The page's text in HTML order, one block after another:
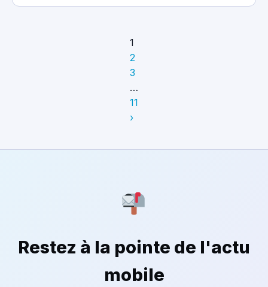
1
2
3
…
11
›
Restez à la pointe de l'actu
mobile